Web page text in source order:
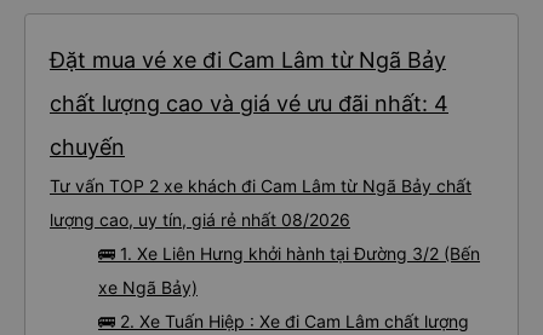
chọn công ty này và đặt chỗ ngồi VIP.
Đặt mua vé xe đi Cam Lâm từ Ngã Bảy
chất lượng cao và giá vé ưu đãi nhất: 4
chuyến
Tư vấn TOP 2 xe khách đi Cam Lâm từ Ngã Bảy chất
lượng cao, uy tín, giá rẻ nhất 08/2026
🚌 1. Xe Liên Hưng khởi hành tại Đường 3/2 (Bến
xe Ngã Bảy)
🚌 2. Xe Tuấn Hiệp : Xe đi Cam Lâm chất lượng